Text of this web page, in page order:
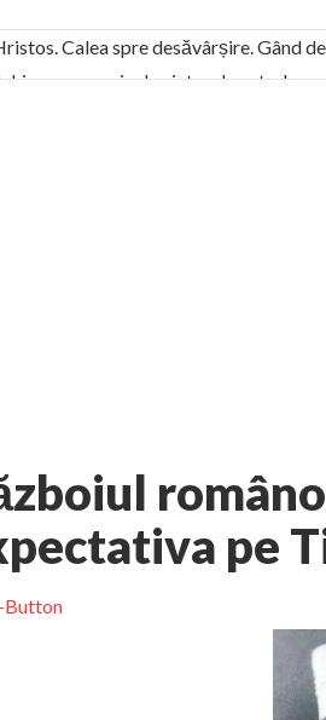
Calea spre desăvârșire. Gând
are nevoie de ajutorul nostru!
pe